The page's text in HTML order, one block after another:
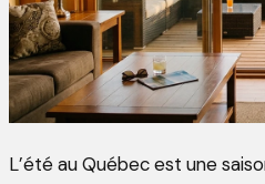
L’été au Québec est une